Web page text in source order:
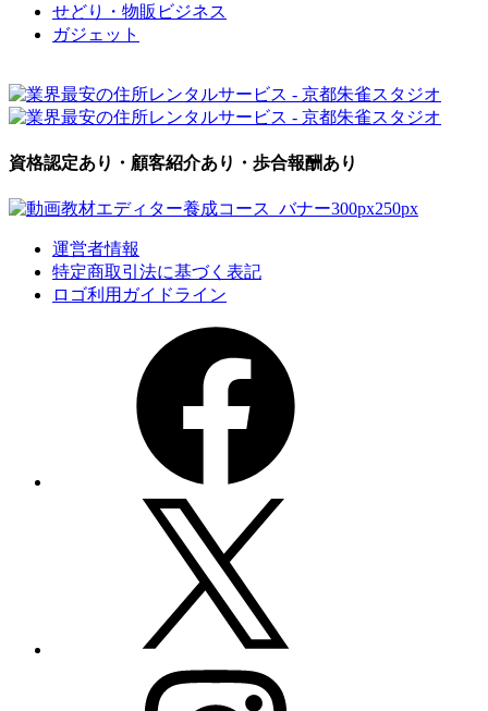
せどり・物販ビジネス
ガジェット
資格認定あり・顧客紹介あり・歩合報酬あり
運営者情報
特定商取引法に基づく表記
ロゴ利用ガイドライン